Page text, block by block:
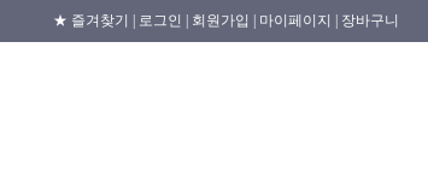
★ 즐겨찾기 | 로그인 | 회원가입 | 마이페이지 | 장바구니